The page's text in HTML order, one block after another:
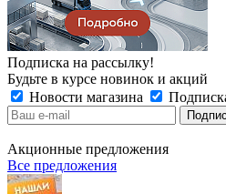
Подписка на рассылку!
Будьте в курсе новинок и акций
Новости магазина
Акционные предложения
Все предложения